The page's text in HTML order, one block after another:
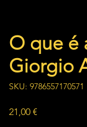
O que é
Giorgio
SKU: 9786557170571
21,00 €